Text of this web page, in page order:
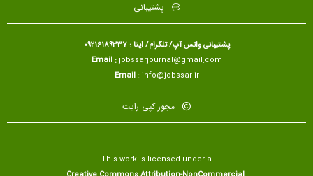
پشتیبانی
پشتیبانی واتس آپ/ تلگرام/ ایتا : 09216189337
Email :jobssarjournal@gmail.com
Email :info@jobssar.ir
مجوز کپی رایت
This work is licensed under a